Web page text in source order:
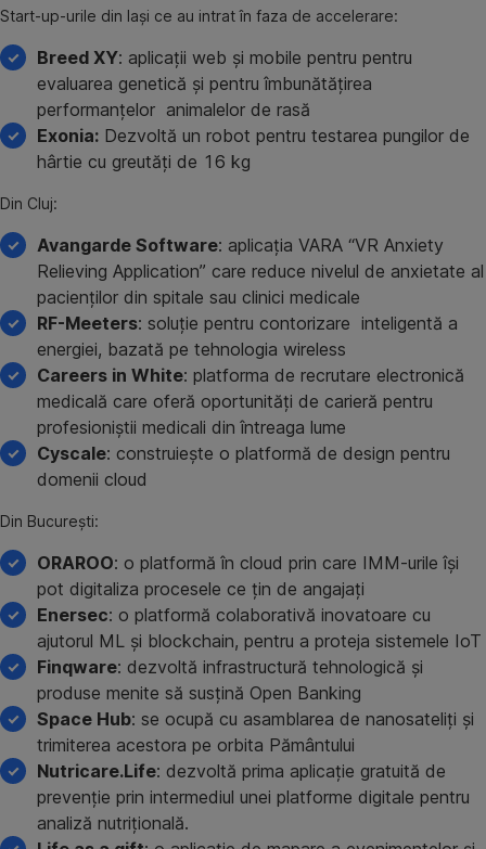
Start-up-urile din Iași ce au intrat în faza de accelerare:
Breed XY: aplicații web și mobile pentru pentru
evaluarea genetică și pentru îmbunătățirea
performanțelor animalelor de rasă
Exonia: Dezvoltă un robot pentru testarea pungilor de
hârtie cu greutăți de 16 kg
Din Cluj:
Avangarde Software: aplicația VARA “VR Anxiety
Relieving Application” care reduce nivelul de anxietate al
pacienților din spitale sau clinici medicale
RF-Meeters: soluție pentru contorizare inteligentă a
energiei, bazată pe tehnologia wireless
Careers in White: platforma de recrutare electronică
medicală care oferă oportunități de carieră pentru
profesioniștii medicali din întreaga lume
Cyscale: construiește o platformă de design pentru
domenii cloud
Din București:
ORAROO: o platformă în cloud prin care IMM-urile își
pot digitaliza procesele ce țin de angajați
Enersec: o platformă colaborativă inovatoare cu
ajutorul ML și blockchain, pentru a proteja sistemele IoT
Finqware: dezvoltă infrastructură tehnologică și
produse menite să susțină Open Banking
Space Hub: se ocupă cu asamblarea de nanosateliți și
trimiterea acestora pe orbita Pământului
Nutricare.Life: dezvoltă prima aplicație gratuită de
prevenție prin intermediul unei platforme digitale pentru
analiză nutrițională.